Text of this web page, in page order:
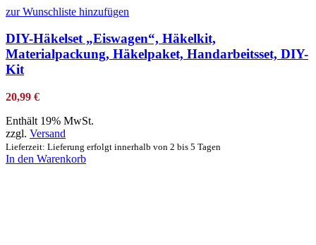
zur Wunschliste hinzufügen
DIY-Häkelset „Eiswagen“, Häkelkit,
Materialpackung, Häkelpaket, Handarbeitsset, DIY-
Kit
20,99 €
Enthält 19% MwSt.
zzgl. Versand
Lieferzeit: Lieferung erfolgt innerhalb von 2 bis 5 Tagen
In den Warenkorb